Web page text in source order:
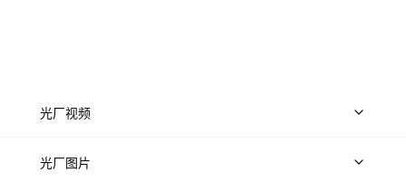
光厂视频
上传视频
光厂图片